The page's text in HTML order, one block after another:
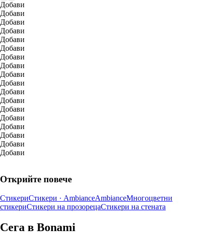
Добави
Добави
Добави
Добави
Добави
Добави
Добави
Добави
Добави
Добави
Добави
Добави
Добави
Добави
Добави
Добави
Добави
Добави
Открийте повече
СтикериСтикери · AmbianceAmbianceМногоцветни
стикериСтикери на прозорецаСтикери на стената
Сега в Bonami